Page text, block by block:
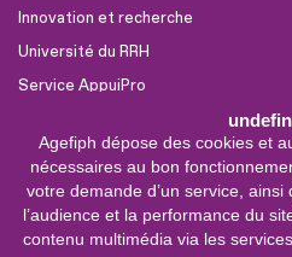
Agefiph dépose des cookies et
nécessaires au bon
votre demande d’un service,
l’audience et la performance du
contenu multimédia via les
Innovation et recherche
Université du RRH
Service AppuiPro
Nous suivre
Youtube
Linkedin